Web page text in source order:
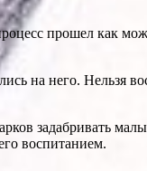
прошел как
на него. Нельзя
задабривать
воспитанием.